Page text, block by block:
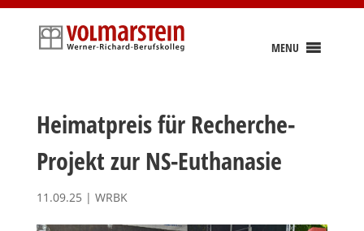
Skip
content
MENU
Heimatpreis für Recherche-
Projekt zur NS-Euthanasie
11.09.25 | WRBK